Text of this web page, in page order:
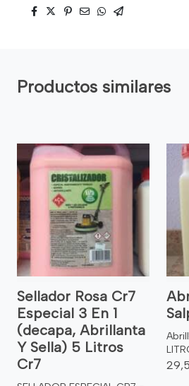
Productos similares
Sellador Rosa Cr7
Especial 3 En 1
(decapa, Abrillanta
Y Sella) 5 Litros
Cr7